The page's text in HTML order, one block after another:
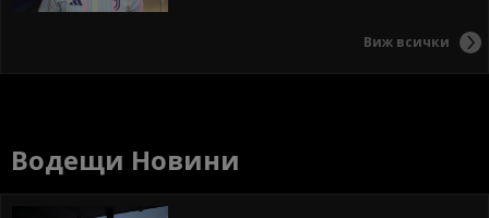
Виж всички
Водещи Новини